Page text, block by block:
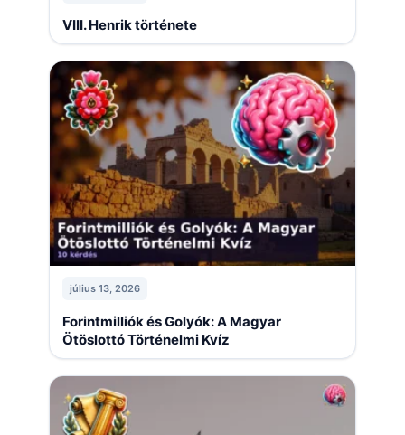
VIII. Henrik története
július 13, 2026
Forintmilliók és Golyók: A Magyar
Ötöslottó Történelmi Kvíz